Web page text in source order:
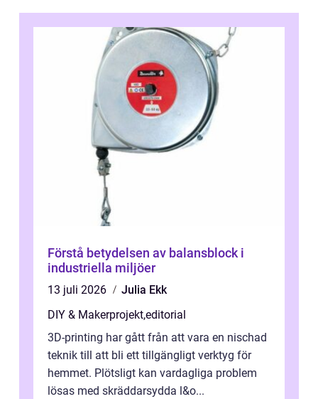
Förstå betydelsen av balansblock i
industriella miljöer
13 juli 2026
Julia Ekk
DIY & Makerprojekt,editorial
3D-printing har gått från att vara en nischad
teknik till att bli ett tillgängligt verktyg för
hemmet. Plötsligt kan vardagliga problem
lösas med skräddarsydda l&o...